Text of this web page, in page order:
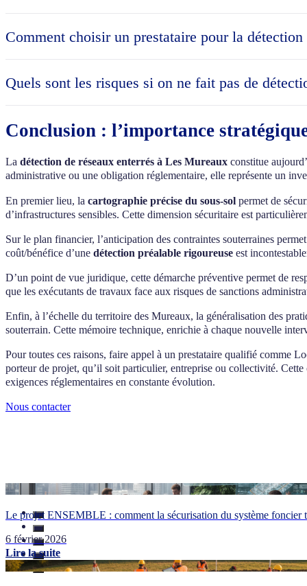
(>3m), superposés ou dans des sols particulièrement défavorables
Comment choisir un prestataire pour la
références de projets similaires et vérifiez les avis clients.
Quels sont les risques si on ne fait pas de
pénale engagée en cas d’accident, surcoûts considérables liés aux
invalidation des assurances en cas de non-respect des obligations
Conclusion : l’importance
La détection de réseaux enterrés à Les Mureaux constitue
administrative ou une obligation réglementaire, elle représente un
En premier lieu, la cartographie précise du sous-sol permet de
d’infrastructures sensibles. Cette dimension sécuritaire est
Sur le plan financier, l’anticipation des contraintes souterraines
coût/bénéfice d’une détection préalable rigoureuse est
D’un point de vue juridique, cette démarche préventive permet de
que les exécutants de travaux face aux risques de sanctions
Enfin, à l’échelle du territoire des Mureaux, la généralisation des
souterrain. Cette mémoire technique, enrichie à chaque nouvelle
Pour toutes ces raisons, faire appel à un prestataire qualifié comme
porteur de projet, qu’il soit particulier, entreprise ou collectivité.
exigences réglementaires en constante évolution.
Nous contacter
Le projet ENSEMBLE : comment la sécurisation du système foncier
6 février 2026
Lire la suite